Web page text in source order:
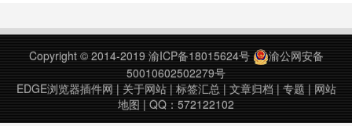
一些常用网站设置为信任，之后才能
载版……
Copyright © 2014-2019 渝ICP备18015624号
渝公网安备
50010602502279号
EDGE浏览器插件网 | 关于网站| 标签汇总| 文章归档 | 专题 | 网站
地图 | QQ：572122102